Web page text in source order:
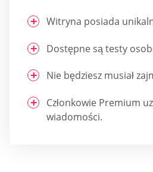
Witryna posiada
Dostępne są testy
Nie będziesz musiał
Członkowie Premium
wiadomości.